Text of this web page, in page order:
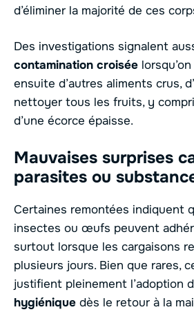
d’éliminer la majorité de ces
Des investigations signalent
contamination croisée
ensuite d’autres aliments crus,
nettoyer tous les fruits, y
d’une écorce épaisse.
Mauvaises surprises
parasites ou
Certaines remontées indiquent
insectes ou œufs peuvent
surtout lorsque les cargaisons
plusieurs jours. Bien que rares,
justifient pleinement l’adoption
hygiénique dès le retour à la